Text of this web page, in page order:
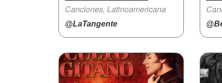
Canciones, Latinoamericana
@LaTangente